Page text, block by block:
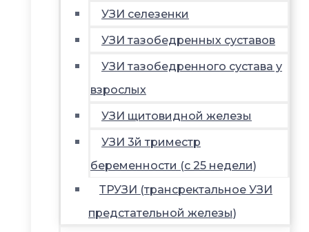
УЗИ селезенки
УЗИ тазобедренных суставов
УЗИ тазобедренного сустава у
взрослых
УЗИ щитовидной железы
УЗИ 3й триместр
беременности (с 25 недели)
ТРУЗИ (трансректальное УЗИ
предстательной железы)